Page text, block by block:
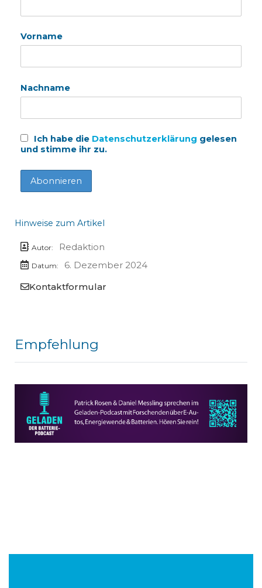
Vorname
Nachname
Ich habe die Datenschutzerklärung gelesen
und stimme ihr zu.
Hinweise zum Artikel
Autor: Redaktion
Datum:
6. Dezember 2024
Kontaktformular
Empfehlung